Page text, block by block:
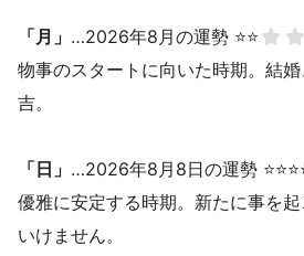
「月」 …2026年8月の運勢 ⭐⭐
物事のスタートに向いた時期。結
吉。
「日」 …2026年8月8日の運勢
優雅に安定する時期。新たに事を
いけません。